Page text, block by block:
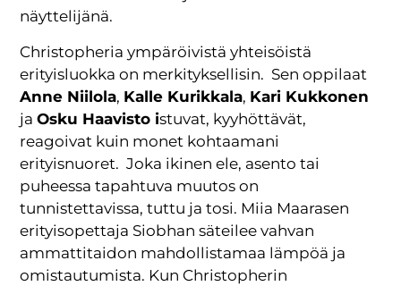
näyttelijänä.
Christopheria ympäröivistä yhteisöistä
erityisluokka on merkityksellisin. Sen oppilaat
Anne Niilola, Kalle Kurikkala, Kari Kukkonen
jaOsku Haavisto istuvat, kyyhöttävät,
reagoivat kuin monet kohtaamani
erityisnuoret. Joka ikinen ele, asento tai
puheessa tapahtuva muutos on
tunnistettavissa, tuttu ja tosi. Miia Maarasen
erityisopettaja Siobhan säteilee vahvan
ammattitaidon mahdollistamaa lämpöä ja
omistautumista. Kun Christopherin